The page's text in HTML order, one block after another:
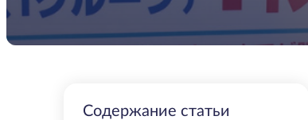
Содержание статьи